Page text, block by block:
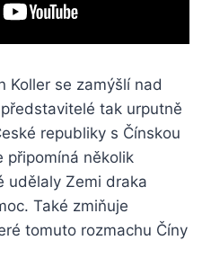
Koller se zamýšlí nad
tak urputně
republiky s Čínskou
připomíná několik
udělaly Zemi draka
Také zmiňuje
tomuto rozmachu Číny